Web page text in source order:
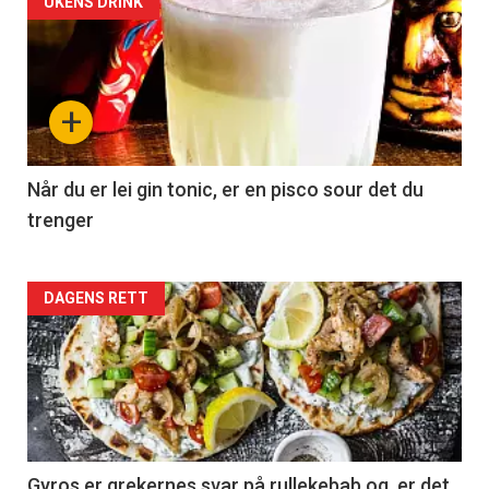
+
Når du er lei gin tonic, er en pisco sour det du
trenger
Forsiden
akkurat
nå
-
DAGENS RETT